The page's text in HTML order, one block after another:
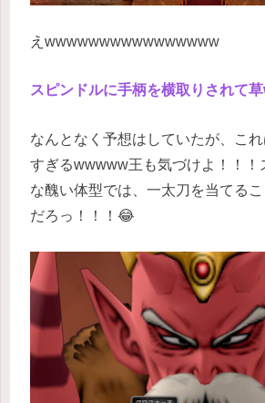
えwwwwwwwwwwwwwwww
スピンドルに手柄を横取りされて
なんとなく予想はしていたが、こ
すぎるwwwww王も気づけよ！！！
な醜い体型では、一太刀を当てる
だろっ！！！😂